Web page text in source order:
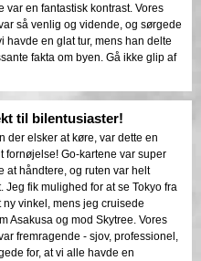
var en fantastisk kontrast. Vores
så venlig og vidende, og sørgede
havde en glat tur, mens han delte
fakta om byen. Gå ikke glip af
til bilentusiaster!
der elsker at køre, var dette en
fornøjelse! Go-kartene var super
at håndtere, og ruten var helt
Jeg fik mulighed for at se Tokyo fra
ny vinkel, mens jeg cruisede
Asakusa og mod Skytree. Vores
fremragende - sjov, professionel,
for, at vi alle havde en